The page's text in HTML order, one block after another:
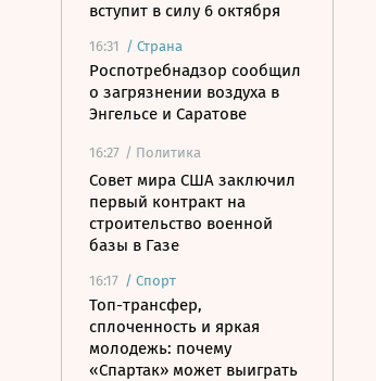
вступит в силу 6 октября
16:31 / Страна
Роспотребнадзор сообщил
о загрязнении воздуха в
Энгельсе и Саратове
16:27 / Политика
Совет мира США заключил
первый контракт на
строительство военной
базы в Газе
16:17 / Спорт
Топ-трансфер,
сплоченность и яркая
молодежь: почему
«Спартак» может выиграть